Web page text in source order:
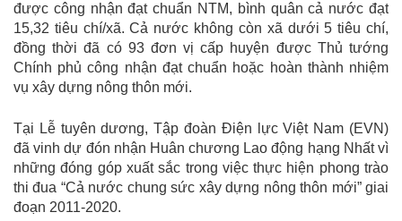
được công nhận đạt chuẩn NTM, bình quân cả nước đạt
15,32 tiêu chí/xã. Cả nước không còn xã dưới 5 tiêu chí,
đồng thời đã có 93 đơn vị cấp huyện được Thủ tướng
Chính phủ công nhận đạt chuẩn hoặc hoàn thành nhiệm
vụ xây dựng nông thôn mới.
Tại Lễ tuyên dương, Tập đoàn Điện lực Việt Nam (EVN)
đã vinh dự đón nhận Huân chương Lao động hạng Nhất vì
những đóng góp xuất sắc trong việc thực hiện phong trào
thi đua “Cả nước chung sức xây dựng nông thôn mới” giai
đoạn 2011-2020.